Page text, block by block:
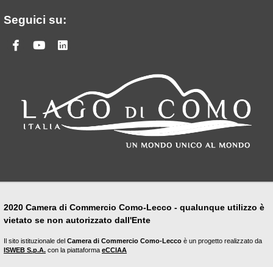
Seguici su:
Facebook
Youtube
2020 Camera di Commercio Como-Lecco - qualunque utilizzo è
vietato se non autorizzato dall'Ente
Il sito istituzionale del Camera di Commercio Como-Lecco è un progetto realizzato da
ISWEB S.p.A. con la piattaforma eCCIAA